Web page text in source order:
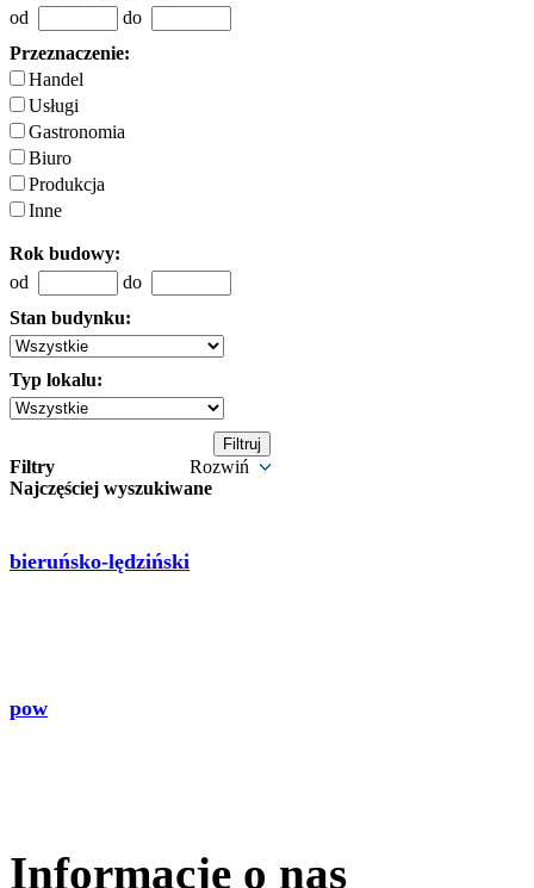
od
do
Przeznaczenie:
Handel
Usługi
Gastronomia
Biuro
Produkcja
Inne
Rok budowy:
od
do
Stan budynku:
Typ lokalu:
Filtry
Rozwiń
Najczęściej wyszukiwane
bieruńsko-lędziński
pow
Informacje o nas